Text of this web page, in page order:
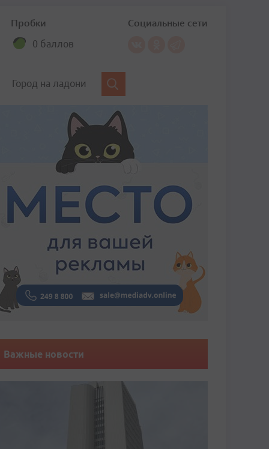
Пробки
0 баллов
Социальные сети
Город на ладони
Важные новости